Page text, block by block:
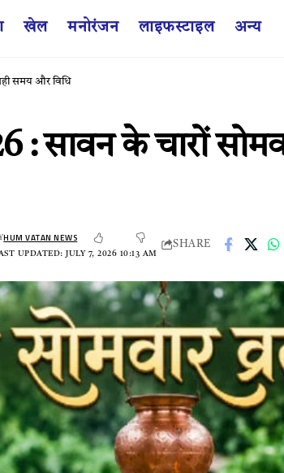
खेल मनोरंजन लाइफस्टाइल अन्य
समय और विधि
: सावन के चारों
UPDATED: JULY 7, 2026 10:13 AM
HUM VATAN NEWS
SHARE